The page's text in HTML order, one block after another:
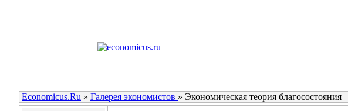
Economicus.Ru » Галерея экономистов » Экономическая теория благосостояния